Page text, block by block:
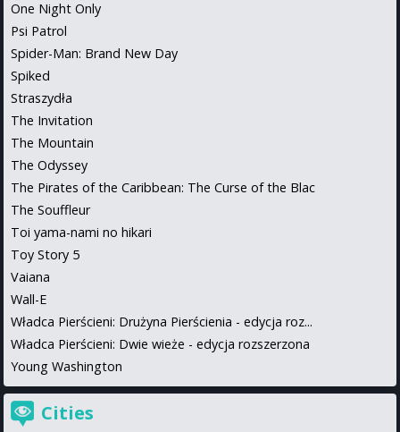
One Night Only
Psi Patrol
Spider-Man: Brand New Day
Spiked
Straszydła
The Invitation
The Mountain
The Odyssey
The Pirates of the Caribbean: The Curse of the Blac
The Souffleur
Toi yama-nami no hikari
Toy Story 5
Vaiana
Wall-E
Władca Pierścieni: Drużyna Pierścienia - edycja roz...
Władca Pierścieni: Dwie wieże - edycja rozszerzona
Young Washington
Cities